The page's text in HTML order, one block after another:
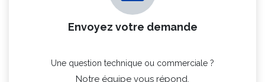
Envoyez votre demande
Une question technique ou commerciale ?
Notre équipe vous répond.